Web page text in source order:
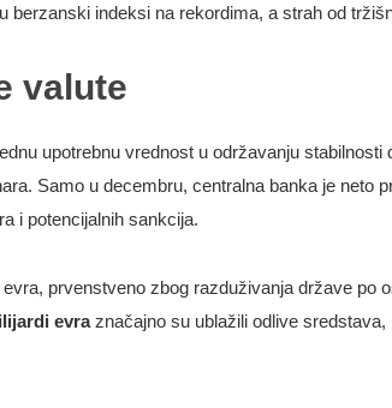
indeksi na rekordima, a strah od
valute
upotrebnu vrednost u održavanju
Samo u decembru, centralna banka je neto
i potencijalnih sankcija.
prvenstveno zbog razduživanja države po
evraznačajno su ublažili odlive